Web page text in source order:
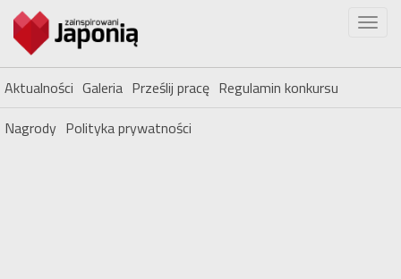
Aktualności Galeria Prześlij pracę Regulamin konkursu
Nagrody Polityka prywatności